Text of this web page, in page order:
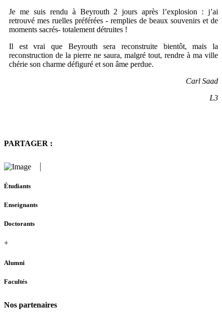
Je me suis rendu à Beyrouth 2 jours après l’explosion : j’ai
retrouvé mes ruelles préférées - remplies de beaux souvenirs et de
moments sacrés- totalement détruites !
Il est vrai que Beyrouth sera reconstruite bientôt, mais la
reconstruction de la pierre ne saura, malgré tout, rendre à ma ville
chérie son charme défiguré et son âme perdue.
Carl Saad
L3
PARTAGER :
Étudiants
Enseignants
Doctorants
+
Alumni
Facultés
Nos partenaires